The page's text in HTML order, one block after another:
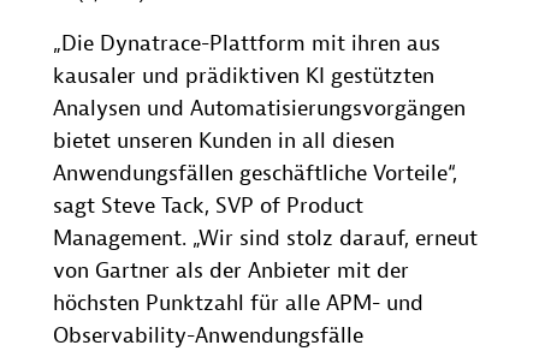
„Die Dynatrace-Plattform mit ihren aus
kausaler und prädiktiven KI gestützten
Analysen und Automatisierungsvorgängen
bietet unseren Kunden in all diesen
Anwendungsfällen geschäftliche Vorteile“,
sagt Steve Tack, SVP of Product
Management. „Wir sind stolz darauf, erneut
von Gartner als der Anbieter mit der
höchsten Punktzahl für alle APM- und
Observability-Anwendungsfälle